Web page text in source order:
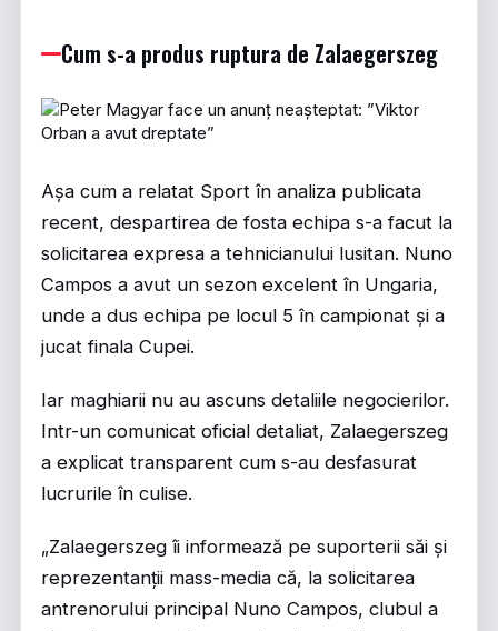
Cum s-a produs ruptura de Zalaegerszeg
Așa cum a relatat Sport în analiza publicata
recent, despartirea de fosta echipa s-a facut la
solicitarea expresa a tehnicianului lusitan. Nuno
Campos a avut un sezon excelent în Ungaria,
unde a dus echipa pe locul 5 în campionat și a
jucat finala Cupei.
Iar maghiarii nu au ascuns detaliile negocierilor.
Intr-un comunicat oficial detaliat, Zalaegerszeg
a explicat transparent cum s-au desfasurat
lucrurile în culise.
„Zalaegerszeg îi informează pe suporterii săi și
reprezentanții mass-media că, la solicitarea
antrenorului principal Nuno Campos, clubul a